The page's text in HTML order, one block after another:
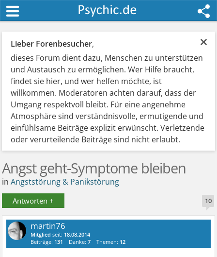
×
Lieber Forenbesucher,
dieses Forum dient dazu, Menschen zu unterstützen
und Austausch zu ermöglichen. Wer Hilfe braucht,
findet sie hier, und wer helfen möchte, ist
willkommen. Moderatoren achten darauf, dass der
Umgang respektvoll bleibt. Für eine angenehme
Atmosphäre sind verständnisvolle, ermutigende und
einfühlsame Beiträge explizit erwünscht. Verletzende
oder verurteilende Beiträge sind nicht erlaubt.
Angst geht-Symptome bleiben
inAngststörung & Panikstörung
Antworten + 10
martin76
Mitglied seit: 18.08.2014
Beiträge: 131 Danke:7 Themen: 12